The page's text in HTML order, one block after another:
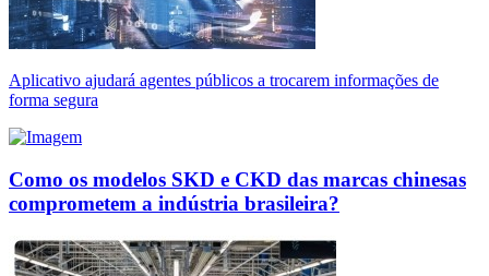
Aplicativo ajudará agentes públicos a trocarem informações de
forma segura
Como os modelos SKD e CKD das marcas chinesas
comprometem a indústria brasileira?